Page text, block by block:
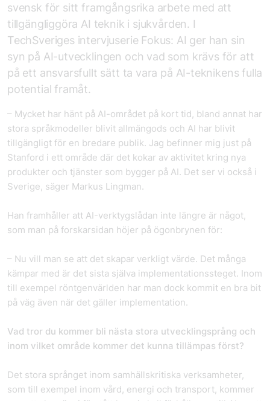
svensk för sitt framgångsrika arbete med att
tillgängliggöra AI teknik i sjukvården. I
TechSveriges intervjuserie Fokus: AI ger han sin
syn på AI-utvecklingen och vad som krävs för att
på ett ansvarsfullt sätt ta vara på AI-teknikens fulla
potential framåt.
– Mycket har hänt på AI-området på kort tid, bland annat har
stora språkmodeller blivit allmängods och AI har blivit
tillgängligt för en bredare publik. Jag befinner mig just på
Stanford i ett område där det kokar av aktivitet kring nya
produkter och tjänster som bygger på AI. Det ser vi också i
Sverige, säger Markus Lingman.
Han framhåller att AI-verktygslådan inte längre är något,
som man på forskarsidan höjer på ögonbrynen för:
– Nu vill man se att det skapar verkligt värde. Det många
kämpar med är det sista själva implementationssteget. Inom
till exempel röntgenvärlden har man dock kommit en bra bit
på väg även när det gäller implementation.
Vad tror du kommer bli nästa stora utvecklingsprång och
inom vilket område kommer det kunna tillämpas först?
Det stora språnget inom samhällskritiska verksamheter,
som till exempel inom vård, energi och transport, kommer